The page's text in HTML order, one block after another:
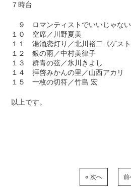
７時台
９ ロマンティストでいいじゃな
１０ 空席／川野夏美
１１ 湯涌恋灯り／北川裕二《ゲスト
１２ 銀の雨／中村美律子
１３ 群青の弦／氷川きよし
１４ 拝啓みかんの里／山西アカリ
１５ 一枚の切符／竹島 宏
以上です。
« 次へ 前